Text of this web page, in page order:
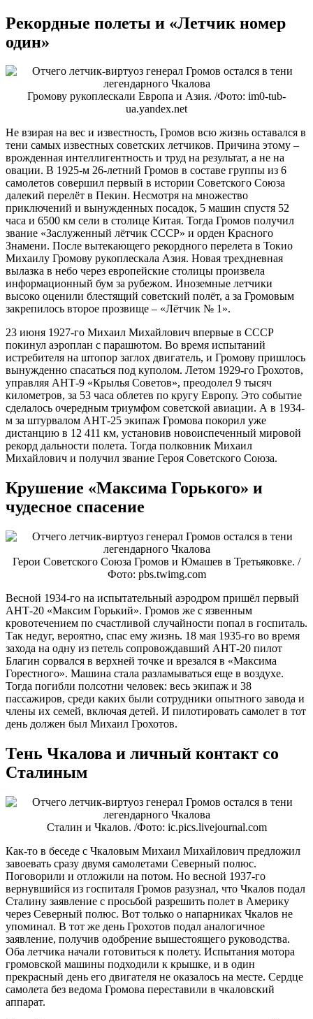
Рекордные полеты и «Летчик номер
один»
Громову рукоплескали Европа и Азия. /Фото: im0-tub-
ua.yandex.net
Не взирая на вес и известность, Громов всю жизнь оставался в
тени самых известных советских летчиков. Причина этому –
врожденная интеллигентность и труд на результат, а не на
овации. В 1925-м 26-летний Громов в составе группы из 6
самолетов совершил первый в истории Советского Союза
далекий перелёт в Пекин. Несмотря на множество
приключений и вынужденных посадок, 5 машин спустя 52
часа и 6500 км сели в столице Китая. Тогда Громов получил
звание «Заслуженный лётчик СССР» и орден Красного
Знамени. После вытекающего рекордного перелета в Токио
Михаилу Громову рукоплескала Азия. Новая трехдневная
вылазка в небо через европейские столицы произвела
информационный бум за рубежом. Иноземные летчики
высоко оценили блестящий советский полёт, а за Громовым
закрепилось второе прозвище – «Лётчик № 1».
23 июня 1927-го Михаил Михайлович впервые в СССР
покинул аэроплан с парашютом. Во время испытаний
истребителя на штопор заглох двигатель, и Громову пришлось
вынужденно спасаться под куполом. Летом 1929-го Грохотов,
управляя АНТ-9 «Крылья Советов», преодолел 9 тысяч
километров, за 53 часа облетев по кругу Европу. Это событие
сделалось очередным триумфом советской авиации. А в 1934-
м за штурвалом АНТ-25 экипаж Громова покорил уже
дистанцию в 12 411 км, установив новоиспеченный мировой
рекорд дальности полета. Тогда полковник Михаил
Михайлович и получил звание Героя Советского Союза.
Крушение «Максима Горького» и
чудесное спасение
Герои Советского Союза Громов и Юмашев в Третьяковке. /
Фото: pbs.twimg.com
Весной 1934-го на испытательный аэродром пришёл первый
АНТ-20 «Максим Горький». Громов же с язвенным
кровотечением по счастливой случайности попал в госпиталь.
Так недуг, вероятно, спас ему жизнь. 18 мая 1935-го во время
захода на одну из петель сопровождавший АНТ-20 пилот
Благин сорвался в верхней точке и врезался в «Максима
Горестного». Машина стала разламываться еще в воздухе.
Тогда погибли полсотни человек: весь экипаж и 38
пассажиров, среди каких были сотрудники опытного завода и
члены их семей, включая детей. И пилотировать самолет в тот
день должен был Михаил Грохотов.
Тень Чкалова и личный контакт со
Сталиным
Сталин и Чкалов. /Фото: ic.pics.livejournal.com
Как-то в беседе с Чкаловым Михаил Михайлович предложил
завоевать сразу двумя самолетами Северный полюс.
Поговорили и отложили на потом. Но весной 1937-го
вернувшийся из госпиталя Громов разузнал, что Чкалов подал
Сталину заявление с просьбой разрешить полет в Америку
через Северный полюс. Вот только о напарниках Чкалов не
упоминал. В тот же день Грохотов подал аналогичное
заявление, получив одобрение вышестоящего руководства.
Оба летчика начали готовиться к полету. Испытания мотора
громовской машины подходили к крышке, и в один
прекрасный день его двигателя не оказалось на месте. Сердце
самолета без ведома Громова переставили в чкаловский
аппарат.